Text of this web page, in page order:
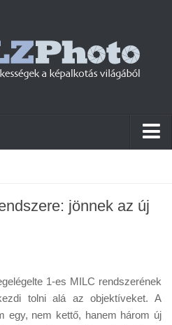
jönnek az új
1-es MILC rendszerének
tolni alá az objektíveket. A
egy, nem kettő, hanem három új